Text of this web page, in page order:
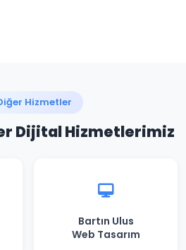
Hizmetler
Dijital Hizmetlerimiz
Bartın Ulus
Web Tasarım